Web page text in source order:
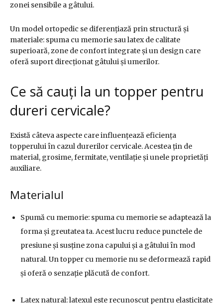
zonei sensibile a gâtului.
Un model ortopedic se diferențiază prin structură și
materiale: spuma cu memorie sau latex de calitate
superioară, zone de confort integrate și un design care
oferă suport direcționat gâtului și umerilor.
Ce să cauți la un topper pentru
dureri cervicale?
Există câteva aspecte care influențează eficiența
topperului în cazul durerilor cervicale. Acestea țin de
material, grosime, fermitate, ventilație și unele proprietăți
auxiliare.
Materialul
Spumă cu memorie: spuma cu memorie se adaptează la
forma și greutatea ta. Acest lucru reduce punctele de
presiune și susține zona capului și a gâtului în mod
natural. Un topper cu memorie nu se deformează rapid
și oferă o senzație plăcută de confort.
Latex natural: latexul este recunoscut pentru elasticitate